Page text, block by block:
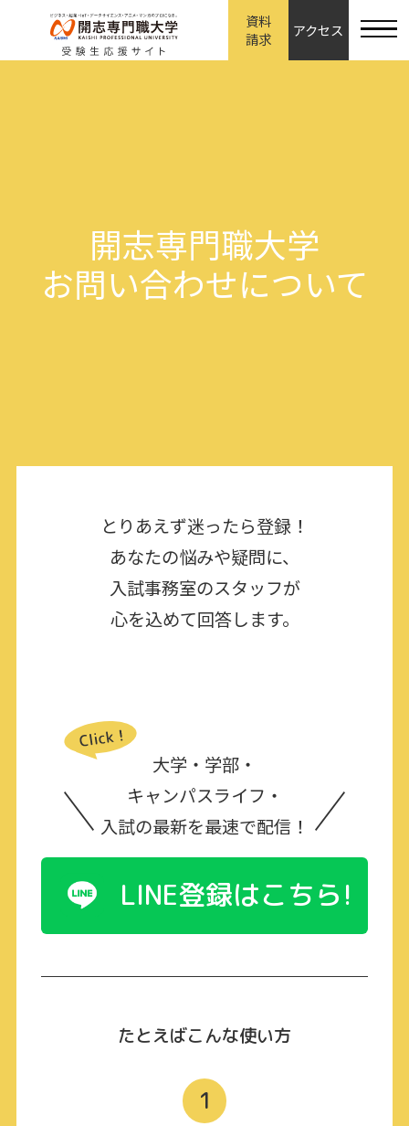
資料
請求
アクセス
開志専門職大学
お問い合わせについて
とりあえず迷ったら登録！
あなたの悩みや疑問に、
入試事務室のスタッフが
心を込めて回答します。
大学・学部・
キャンパスライフ・
入試の最新を最速で配信！
LINE登録はこちら!
たとえばこんな使い方
1